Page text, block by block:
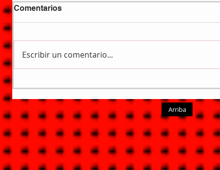
Comentarios
Escribir un comentario...
Arriba